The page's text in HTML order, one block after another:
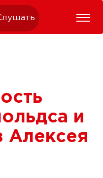
online
и
Алексея